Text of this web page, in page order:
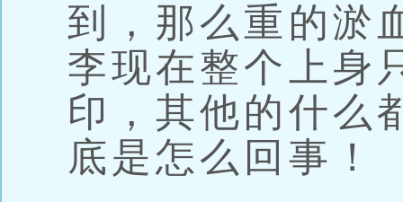
到，那么重的淤
李现在整个上身
印，其他的什么
底是怎么回事！